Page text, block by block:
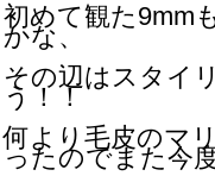
初めて観た9mm
かな、
その辺はスタイ
う！！
何より毛皮のマ
ったのでまた今